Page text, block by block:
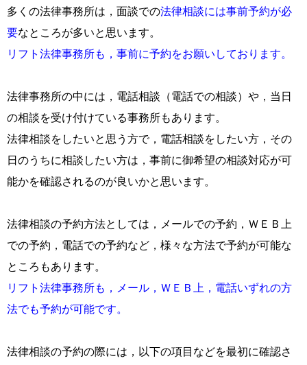
多くの法律事務所は，面談での法律相談には事前予約が必
要なところが多いと思います。
リフト法律事務所も，事前に予約をお願いしております。
法律事務所の中には，電話相談（電話での相談）や，当日
の相談を受け付けている事務所もあります。
法律相談をしたいと思う方で，電話相談をしたい方，その
日のうちに相談したい方は，事前に御希望の相談対応が可
能かを確認されるのが良いかと思います。
法律相談の予約方法としては，メールでの予約，ＷＥＢ上
での予約，電話での予約など，様々な方法で予約が可能な
ところもあります。
リフト法律事務所も，メール，ＷＥＢ上，電話いずれの方
法でも予約が可能です。
法律相談の予約の際には，以下の項目などを最初に確認さ